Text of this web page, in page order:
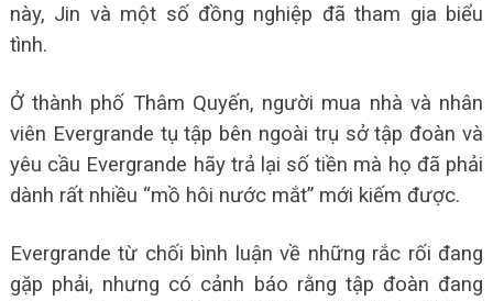
này, Jin và một số đồng nghiệp đã tham gia biểu
tình.
Ở thành phố Thâm Quyến, người mua nhà và nhân
viên Evergrande tụ tập bên ngoài trụ sở tập đoàn và
yêu cầu Evergrande hãy trả lại số tiền mà họ đã phải
dành rất nhiều “mồ hôi nước mắt” mới kiếm được.
Evergrande từ chối bình luận về những rắc rối đang
gặp phải, nhưng có cảnh báo rằng tập đoàn đang